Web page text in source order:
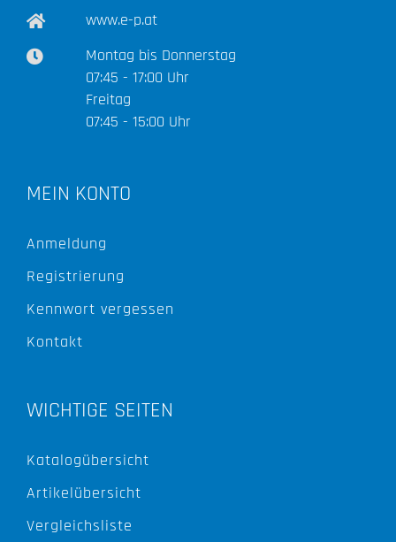
www.e-p.at
Montag bis Donnerstag
07:45 - 17:00 Uhr
Freitag
07:45 - 15:00 Uhr
MEIN KONTO
Anmeldung
Registrierung
Kennwort vergessen
Kontakt
WICHTIGE SEITEN
Katalogübersicht
Artikelübersicht
Vergleichsliste